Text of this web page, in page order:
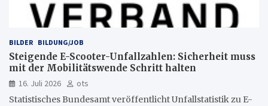
BILDER BILDUNG/JOB
Steigende E-Scooter-Unfallzahlen: Sicherheit muss
mit der Mobilitätswende Schritt halten
16. Juli 2026
ots
Statistisches Bundesamt veröffentlicht Unfallstatistik zu E-